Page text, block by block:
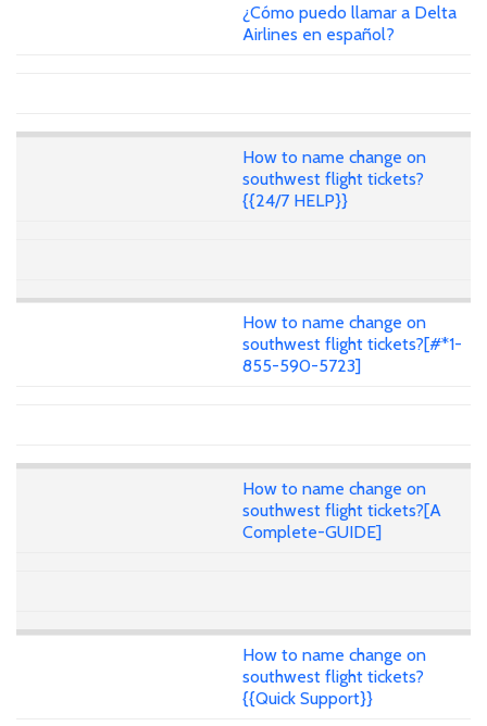
¿Cómo puedo llamar a Delta
Airlines en español?
How to name change on
southwest flight tickets?
{{24/7 HELP}}
How to name change on
southwest flight tickets?[#*1-
855-590-5723]
How to name change on
southwest flight tickets?[A
Complete-GUIDE]
How to name change on
southwest flight tickets?
{{Quick Support}}